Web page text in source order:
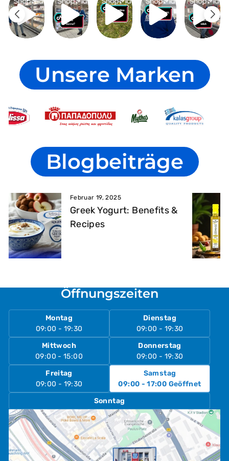
Unsere Marken
Blogbeiträge
Februar 19, 2025
Greek Yogurt: Benefits &
Recipes
Öffnungszeiten
Montag
09:00 - 19:30
Dienstag
09:00 - 19:30
Mittwoch
09:00 - 15:00
Donnerstag
09:00 - 19:30
Freitag
09:00 - 19:30
Samstag
09:00 - 17:00 Geöffnet
Sonntag